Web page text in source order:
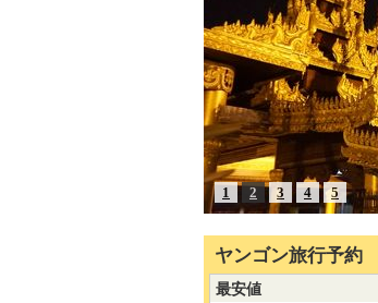
1 2 3 4 5
ヤンゴン旅行予約
最安値